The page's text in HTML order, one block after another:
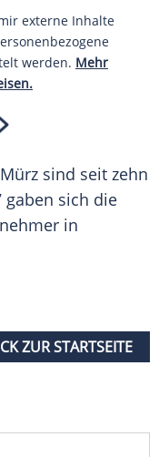
externe Inhalte
werden. Mehr
Mürz sind seit zehn
gaben sich die
in
ZUR STARTSEITE